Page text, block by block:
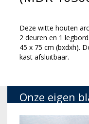
Deze witte houten
2 deuren en 1
45 x 75 cm (bxdxh).
kast afsluitbaar.
Onze eigen